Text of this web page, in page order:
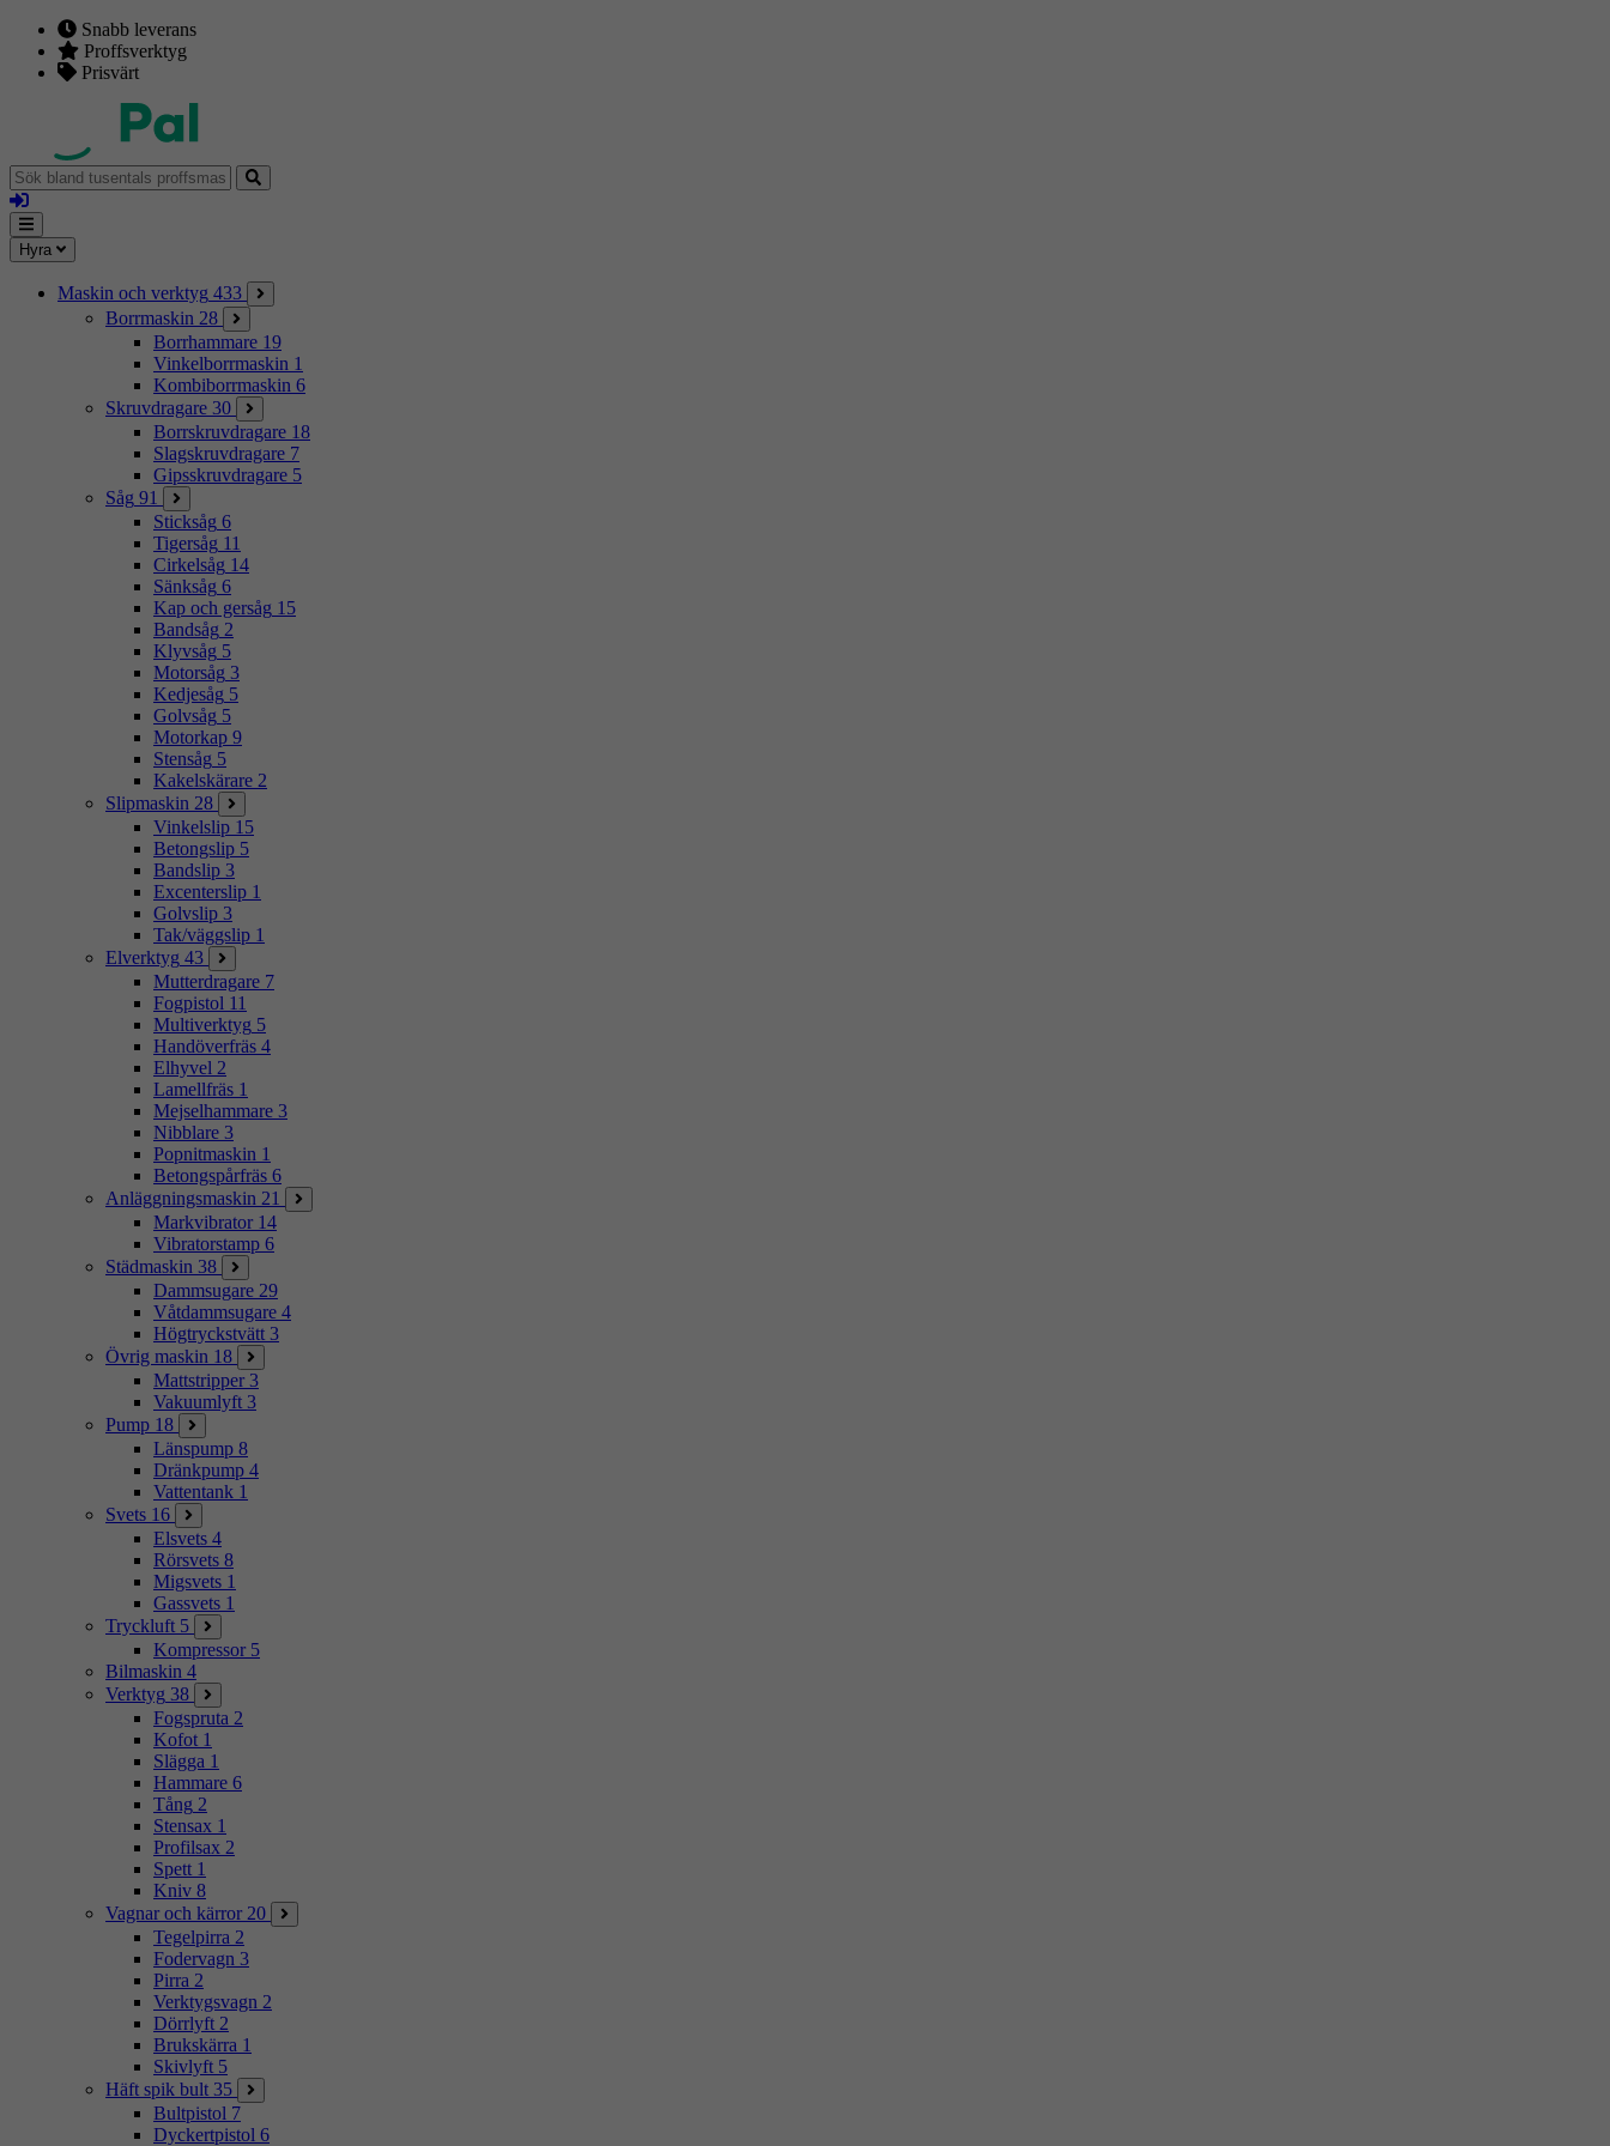
Snabb leverans
Proffsverktyg
Prisvärt
Sök
bland
tusentals
proffsmaskiner
Logga
in
Mina
sidor
Meny
Hyra
Maskin och verktyg 433
Borrmaskin 28
Borrhammare 19
Vinkelborrmaskin 1
Kombiborrmaskin 6
Skruvdragare 30
Borrskruvdragare 18
Slagskruvdragare 7
Gipsskruvdragare 5
Såg 91
Sticksåg 6
Tigersåg 11
Cirkelsåg 14
Sänksåg 6
Kap och gersåg 15
Bandsåg 2
Klyvsåg 5
Motorsåg 3
Kedjesåg 5
Golvsåg 5
Motorkap 9
Stensåg 5
Kakelskärare 2
Slipmaskin 28
Vinkelslip 15
Betongslip 5
Bandslip 3
Excenterslip 1
Golvslip 3
Tak/väggslip 1
Elverktyg 43
Mutterdragare 7
Fogpistol 11
Multiverktyg 5
Handöverfräs 4
Elhyvel 2
Lamellfräs 1
Mejselhammare 3
Nibblare 3
Popnitmaskin 1
Betongspårfräs 6
Anläggningsmaskin 21
Markvibrator 14
Vibratorstamp 6
Städmaskin 38
Dammsugare 29
Våtdammsugare 4
Högtryckstvätt 3
Övrig maskin 18
Mattstripper 3
Vakuumlyft 3
Pump 18
Länspump 8
Dränkpump 4
Vattentank 1
Svets 16
Elsvets 4
Rörsvets 8
Migsvets 1
Gassvets 1
Tryckluft 5
Kompressor 5
Bilmaskin 4
Verktyg 38
Fogspruta 2
Kofot 1
Slägga 1
Hammare 6
Tång 2
Stensax 1
Profilsax 2
Spett 1
Kniv 8
Vagnar och kärror 20
Tegelpirra 2
Fodervagn 3
Pirra 2
Verktygsvagn 2
Dörrlyft 2
Brukskärra 1
Skivlyft 5
Häft spik bult 35
Bultpistol 7
Dyckertpistol 6